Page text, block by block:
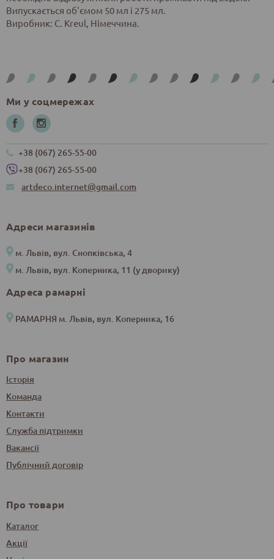
Випускається об'ємом 50 мл і 275 мл.
Виробник: С. Kreul, Німеччина.
Ми у соцмережах
+38 (067) 265-55-00
+38 (067) 265-55-00
artdeco.internet@gmail.com
Адреси магазинів
м. Львів, вул. Снопківська, 4
м. Львів, вул. Коперника, 11 (у дворику)
Адреса рамарні
РАМАРНЯ м. Львів, вул. Коперника, 16
Про магазин
Історія
Команда
Контакти
Служба підтримки
Вакансії
Публічний договір
Про товари
Каталог
Акції